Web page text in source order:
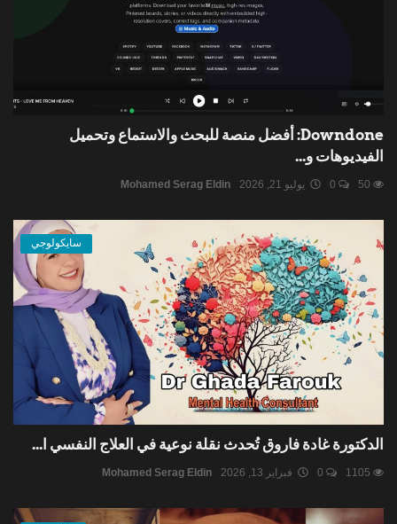
Downdone: أفضل منصة للبحث والاستماع وتحميل
الفيديوهات و...
Mohamed Serag Eldin يوليو 21, 2026
سايكولوجي
الدكتورة غادة فاروق تُحدث نقلة نوعية في العلاج النفسي ا...
Mohamed Serag Eldin فبراير 13, 2026